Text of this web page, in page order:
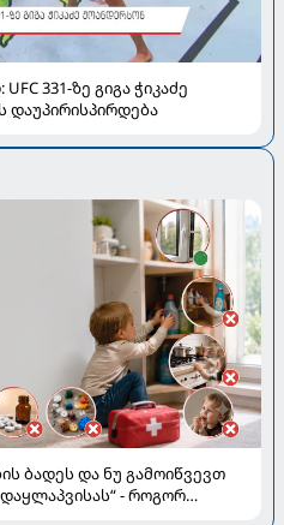
331-ზე გიგა ჭიკაძე
ბადეს და ნუ გამოიწვევთ
- როგორ